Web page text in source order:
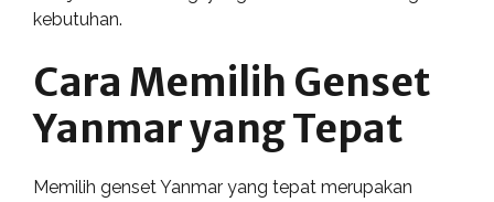
kebutuhan.
Cara Memilih Genset
Yanmar yang Tepat
Memilih genset Yanmar yang tepat merupakan